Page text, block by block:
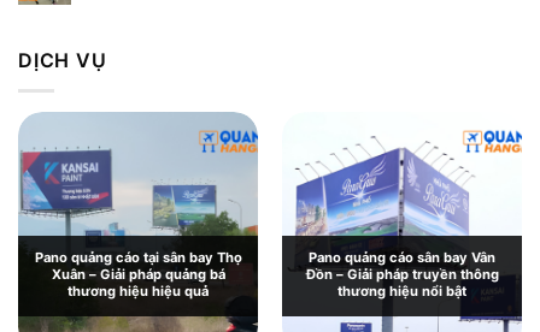
DỊCH VỤ
Pano quảng cáo tại sân bay Thọ
Xuân – Giải pháp quảng bá
thương hiệu hiệu quả
Pano quảng cáo sân bay Vân
Đồn – Giải pháp truyền thông
thương hiệu nổi bật